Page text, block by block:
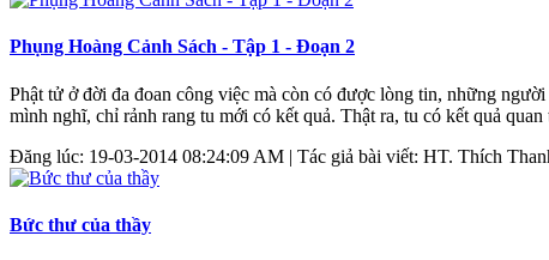
Phụng Hoàng Cảnh Sách - Tập 1 - Đoạn 2
Phật tử ở đời đa đoan công việc mà còn có được lòng tin, những
mình nghĩ, chỉ rảnh rang tu mới có kết quả. Thật ra, tu có kết quả
Đăng lúc: 19-03-2014 08:24:09 AM | Tác giả bài viết: HT. Thích
Bức thư của thầy